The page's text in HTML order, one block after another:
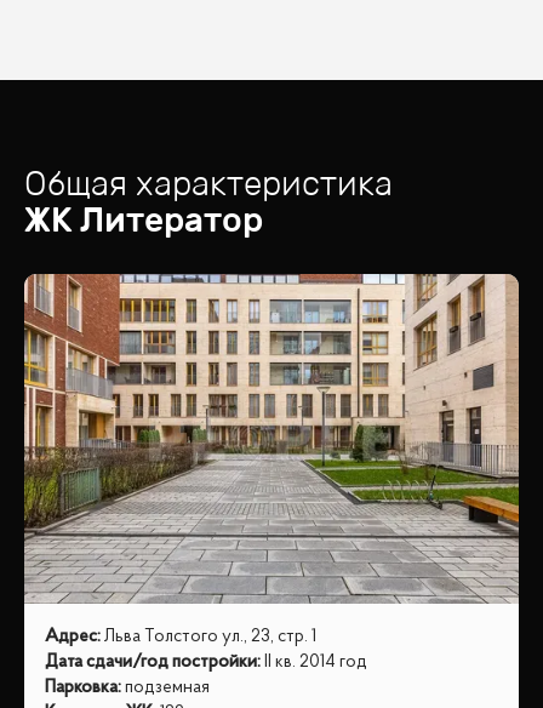
Общая характеристика
ЖК Литератор
Адрес: Льва Толстого ул., 23, стр. 1
Дата сдачи/год постройки:
II кв. 2014 год
Парковка: подземная